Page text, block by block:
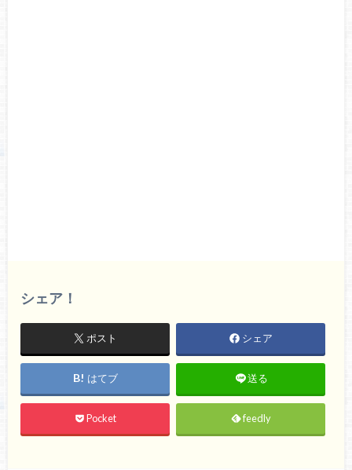
シェア！
ポスト シェア
はてブ 送る
Pocket feedly